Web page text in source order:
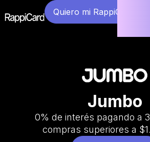
Quiero mi RappiCard
Jumbo
0% de interés pagando a
compras superiores a